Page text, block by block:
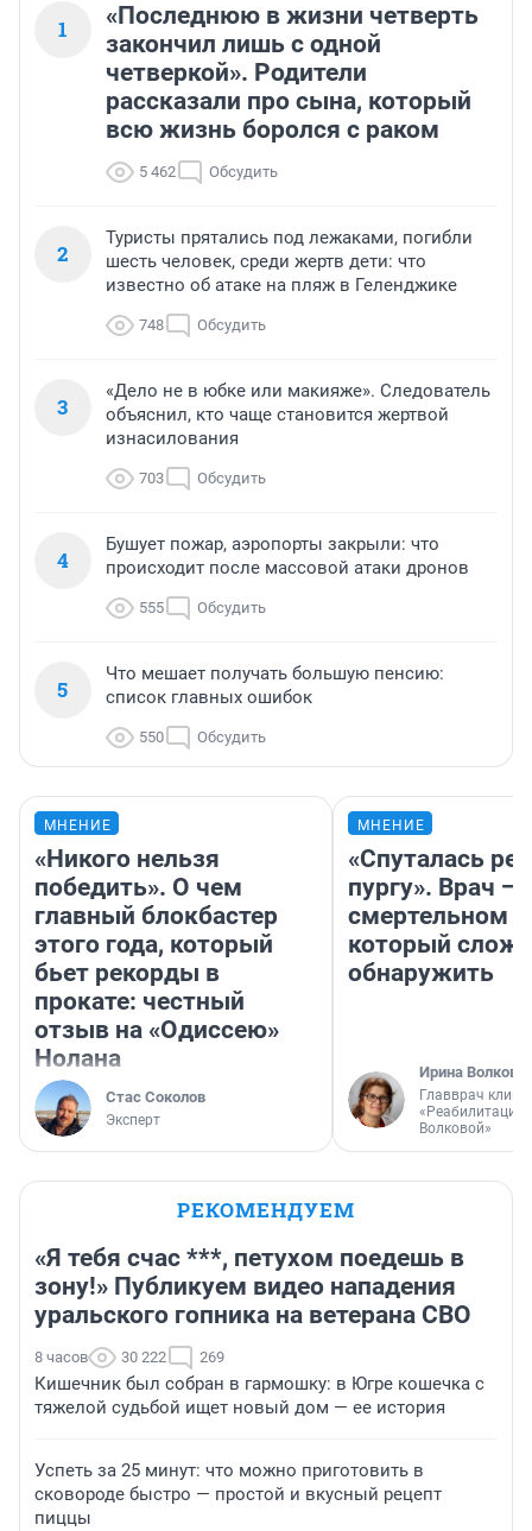
1
«Последнюю в жизни четверть
закончил лишь с одной
четверкой». Родители
рассказали про сына, который
всю жизнь боролся с раком
5 462 Обсудить
2
Туристы прятались под лежаками, погибли
шесть человек, среди жертв дети: что
известно об атаке на пляж в Геленджике
748 Обсудить
3
«Дело не в юбке или макияже». Следователь
объяснил, кто чаще становится жертвой
изнасилования
703 Обсудить
4
Бушует пожар, аэропорты закрыли: что
происходит после массовой атаки дронов
555 Обсудить
5
Что мешает получать большую пенсию:
список главных ошибок
550 Обсудить
МНЕНИЕ
«Никого нельзя
победить». О чем
главный блокбастер
этого года, который
бьет рекорды в
прокате: честный
отзыв на «Одиссею»
Нолана
Стас Соколов
Эксперт
МНЕНИЕ
«Спуталась
пургу». Врач —
смертельном
который
обнаружить
Ирина Волкова
Главврач
«Реабилитация
Волковой»
РЕКОМЕНДУЕМ
«Я тебя счас ***, петухом поедешь в
зону!» Публикуем видео нападения
уральского гопника на ветерана СВО
8 часов 30 222 269
Кишечник был собран в гармошку: в Югре кошечка с
тяжелой судьбой ищет новый дом — ее история
Успеть за 25 минут: что можно приготовить в
сковороде быстро — простой и вкусный рецепт
пиццы